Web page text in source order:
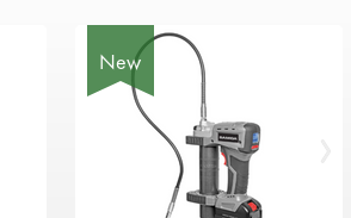
New
New